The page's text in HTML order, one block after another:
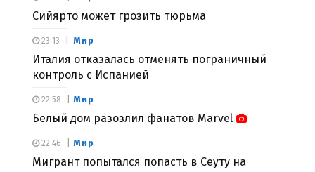
Сийярто может грозить тюрьма
Мир
Италия отказалась отменять пограничный
контроль с Испанией
23:13
Мир
Белый дом разозлил фанатов Marvel
22:58
Мир
Мигрант попытался попасть в Сеуту на
22:46